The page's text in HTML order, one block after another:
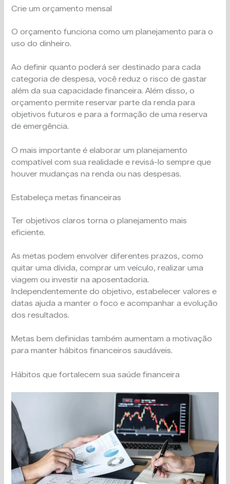
Crie um orçamento mensal
O orçamento funciona como um planejamento para o
uso do dinheiro.
Ao definir quanto poderá ser destinado para cada
categoria de despesa, você reduz o risco de gastar
além da sua capacidade financeira. Além disso, o
orçamento permite reservar parte da renda para
objetivos futuros e para a formação de uma reserva
de emergência.
O mais importante é elaborar um planejamento
compatível com sua realidade e revisá-lo sempre que
houver mudanças na renda ou nas despesas.
Estabeleça metas financeiras
Ter objetivos claros torna o planejamento mais
eficiente.
As metas podem envolver diferentes prazos, como
quitar uma dívida, comprar um veículo, realizar uma
viagem ou investir na aposentadoria.
Independentemente do objetivo, estabelecer valores e
datas ajuda a manter o foco e acompanhar a evolução
dos resultados.
Metas bem definidas também aumentam a motivação
para manter hábitos financeiros saudáveis.
Hábitos que fortalecem sua saúde financeira